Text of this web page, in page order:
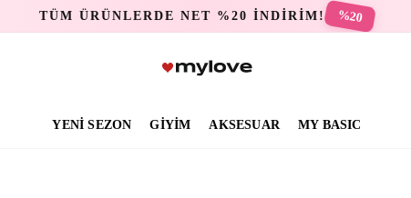
TÜM ÜRÜNLERDE NET %20 İNDİRİM! %20
YENİ SEZON GİYİM AKSESUAR MY BASIC